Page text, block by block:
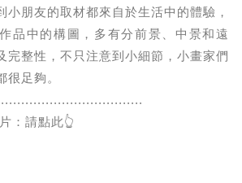
小朋友的取材都來自於生活中的體驗，
品中的構圖，多有分前景、中景和遠
完整性，不只注意到小細節，小畫家們
很足夠。
：請點此👆